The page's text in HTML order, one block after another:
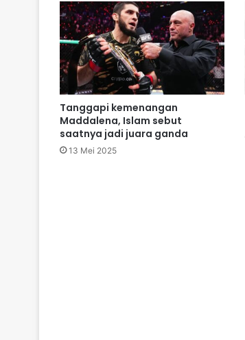
Tanggapi kemenangan
Maddalena, Islam sebut
saatnya jadi juara ganda
13 Mei 2025